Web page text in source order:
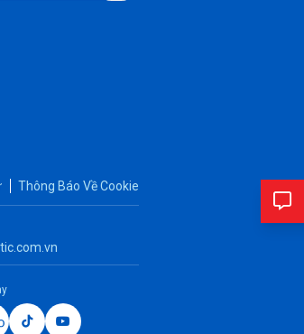
Thông Báo Về Cookie